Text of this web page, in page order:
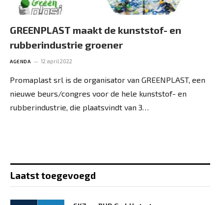
GREENPLAST maakt de kunststof- en
rubberindustrie groener
AGENDA 12 april 2022
Promaplast srl is de organisator van GREENPLAST, een
nieuwe beurs/congres voor de hele kunststof- en
rubberindustrie, die plaatsvindt van 3…
Laatst toegevoegd